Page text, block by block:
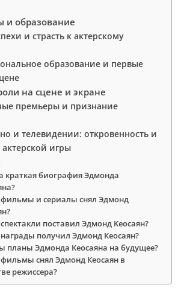
и образование
и страсть к актерскому
образование и первые
на сцене и экране
премьеры и признание
и телевидении: откровенность и
актерской игры
краткая биография Эдмонда
фильмы и сериалы снял Эдмонд
поставил Эдмонд Кеосаян?
получил Эдмонд Кеосаян?
планы Эдмонда Кеосаяна на будущее?
снял Эдмонд Кеосаян в
режиссера?